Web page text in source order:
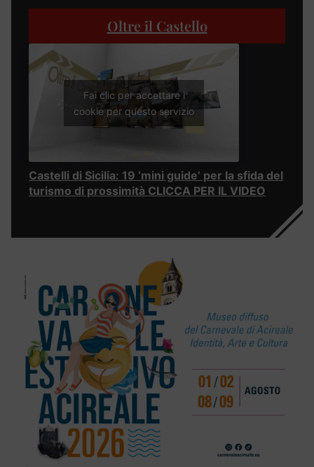
Oltre il Castello
Fai clic per accettare i
cookie per questo servizio
Castelli di Sicilia: 19 ‘mini guide’ per la sfida del
turismo di prossimità CLICCA PER IL VIDEO